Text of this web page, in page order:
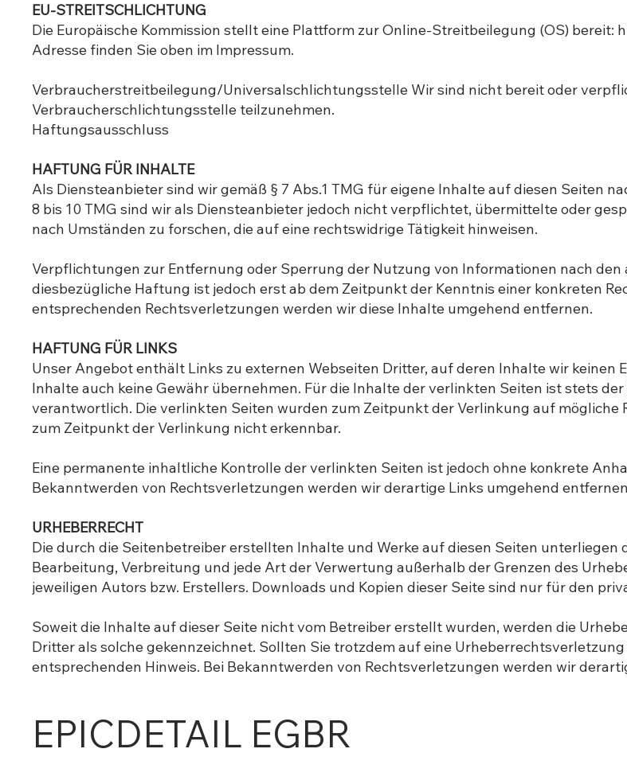
EU-STREITSCHLICHTUNG
Die Europäische Kommission stellt eine Plattform zur Online-Streitbeilegung (OS) bereit:
Adresse finden Sie oben im Impressum.
Verbraucherstreitbeilegung/Universalschlichtungsstelle Wir sind nicht bereit oder
Verbraucherschlichtungsstelle teilzunehmen.
Haftungsausschluss
HAFTUNG FÜR INHALTE
Als Diensteanbieter sind wir gemäß § 7 Abs.1 TMG für eigene Inhalte auf diesen Seiten
8 bis 10 TMG sind wir als Diensteanbieter jedoch nicht verpflichtet, übermittelte oder
nach Umständen zu forschen, die auf eine rechtswidrige Tätigkeit hinweisen.
Verpflichtungen zur Entfernung oder Sperrung der Nutzung von Informationen nach
diesbezügliche Haftung ist jedoch erst ab dem Zeitpunkt der Kenntnis einer konkreten
entsprechenden Rechtsverletzungen werden wir diese Inhalte umgehend entfernen.
HAFTUNG FÜR LINKS
Unser Angebot enthält Links zu externen Webseiten Dritter, auf deren Inhalte wir keinen
Inhalte auch keine Gewähr übernehmen. Für die Inhalte der verlinkten Seiten ist stets
verantwortlich. Die verlinkten Seiten wurden zum Zeitpunkt der Verlinkung auf
zum Zeitpunkt der Verlinkung nicht erkennbar.
Eine permanente inhaltliche Kontrolle der verlinkten Seiten ist jedoch ohne konkrete
Bekanntwerden von Rechtsverletzungen werden wir derartige Links umgehend
URHEBERRECHT
Die durch die Seitenbetreiber erstellten Inhalte und Werke auf diesen Seiten
Bearbeitung, Verbreitung und jede Art der Verwertung außerhalb der Grenzen des
jeweiligen Autors bzw. Erstellers. Downloads und Kopien dieser Seite sind nur für den
Soweit die Inhalte auf dieser Seite nicht vom Betreiber erstellt wurden, werden die
Dritter als solche gekennzeichnet. Sollten Sie trotzdem auf eine
entsprechenden Hinweis. Bei Bekanntwerden von Rechtsverletzungen werden wir
EPICDETAIL EGBR